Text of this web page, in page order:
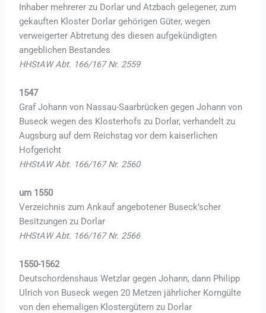
Inhaber mehrerer zu Dorlar und Atzbach gelegener, zum
gekauften Kloster Dorlar gehörigen Güter, wegen
verweigerter Abtretung des diesen aufgekündigten
angeblichen Bestandes
HHStAW Abt. 166/167 Nr. 2559
1547
Graf Johann von Nassau-Saarbrücken gegen Johann von
Buseck wegen des Klosterhofs zu Dorlar, verhandelt zu
Augsburg auf dem Reichstag vor dem kaiserlichen
Hofgericht
HHStAW Abt. 166/167 Nr. 2560
um 1550
Verzeichnis zum Ankauf angebotener Buseck’scher
Besitzungen zu Dorlar
HHStAW Abt. 166/167 Nr. 2566
1550-1562
Deutschordenshaus Wetzlar gegen Johann, dann Philipp
Ulrich von Buseck wegen 20 Metzen jährlicher Korngülte
von den ehemaligen Klostergütern zu Dorlar